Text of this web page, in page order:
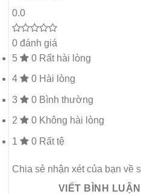
0.0
0 đánh giá
5
0 Rất hài lòng
4 0 Hài lòng
3 0 Bình thường
2 0 Không hài lòng
1 0 Rất tệ
Chia sẻ nhận xét của bạn về
VIẾT BÌNH LUẬN